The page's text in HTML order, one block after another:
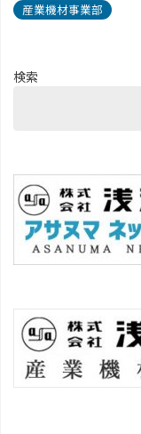
産業機材事業部
検索